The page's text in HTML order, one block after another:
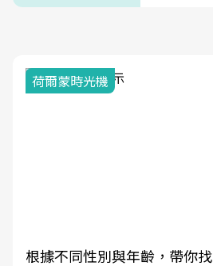
荷爾蒙時光機
根據不同性別與年齡，帶你